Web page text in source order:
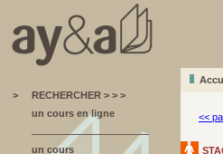
>
RECHERCHER > > >
un cours en ligne
un cours
<<